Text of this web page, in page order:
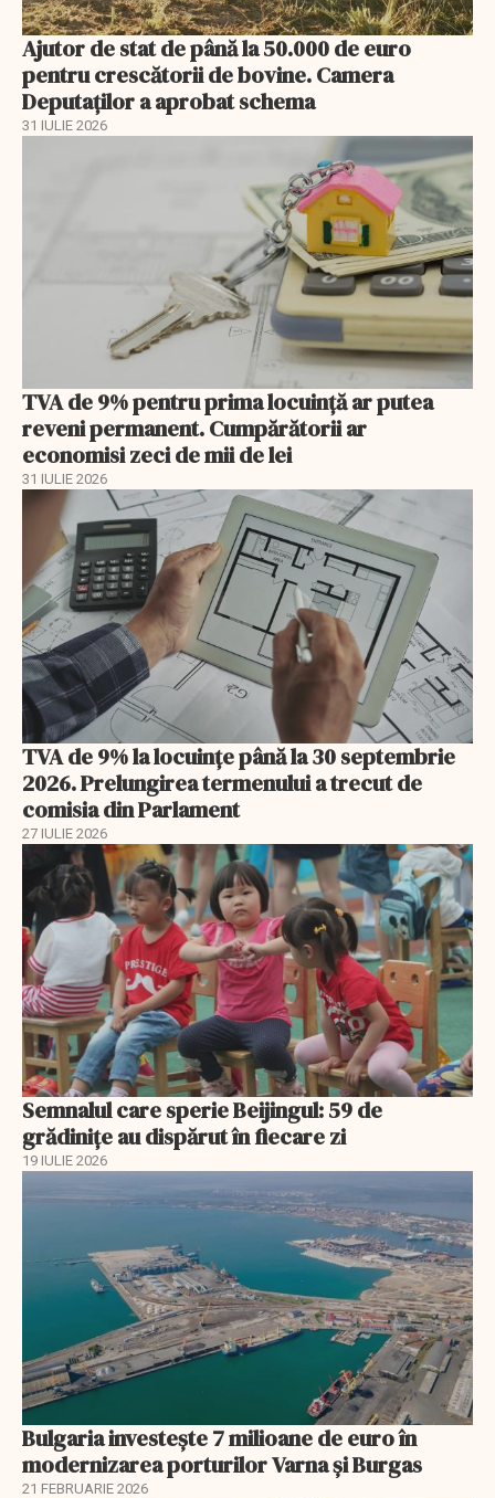
Ajutor de stat de până la 50.000 de euro
pentru crescătorii de bovine. Camera
Deputaților a aprobat schema
31 IULIE 2026
TVA de 9% pentru prima locuință ar putea
reveni permanent. Cumpărătorii ar
economisi zeci de mii de lei
31 IULIE 2026
TVA de 9% la locuințe până la 30 septembrie
2026. Prelungirea termenului a trecut de
comisia din Parlament
27 IULIE 2026
Semnalul care sperie Beijingul: 59 de
grădinițe au dispărut în fiecare zi
19 IULIE 2026
Bulgaria investește 7 milioane de euro în
modernizarea porturilor Varna și Burgas
21 FEBRUARIE 2026